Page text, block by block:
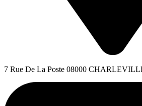
7 Rue De La Poste 08000